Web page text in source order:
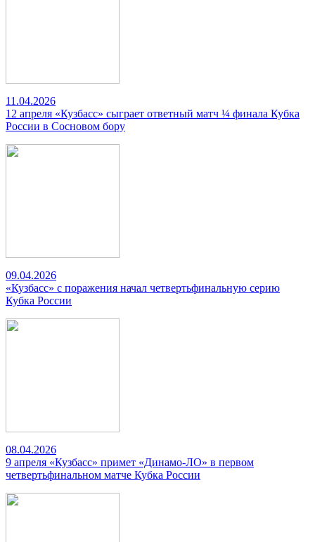
11.04.2026
12 апреля «Кузбасс» сыграет ответный матч ¼ финала Кубка
России в Сосновом бору
09.04.2026
«Кузбасс» с поражения начал четвертьфинальную серию
Кубка России
08.04.2026
9 апреля «Кузбасс» примет «Динамо-ЛО» в первом
четвертьфинальном матче Кубка России